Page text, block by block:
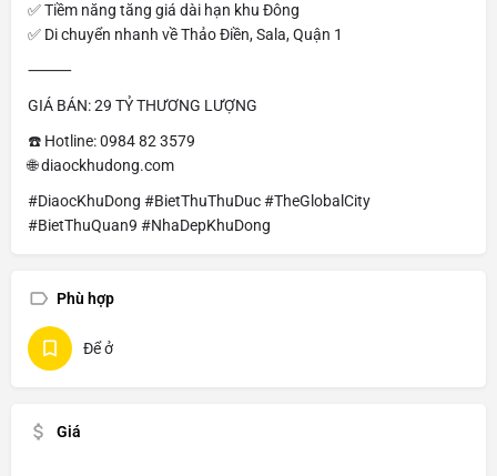
✅ Tiềm năng tăng giá dài hạn khu Đông
✅ Di chuyển nhanh về Thảo Điền, Sala, Quận 1
⸻
GIÁ BÁN: 29 TỶ THƯƠNG LƯỢNG
☎️ Hotline: 0984 82 3579
🌐 diaockhudong.com
#DiaocKhuDong #BietThuThuDuc #TheGlobalCity
#BietThuQuan9 #NhaDepKhuDong
Phù hợp
Để ở
Giá